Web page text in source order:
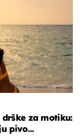
za motiku:
pivo...